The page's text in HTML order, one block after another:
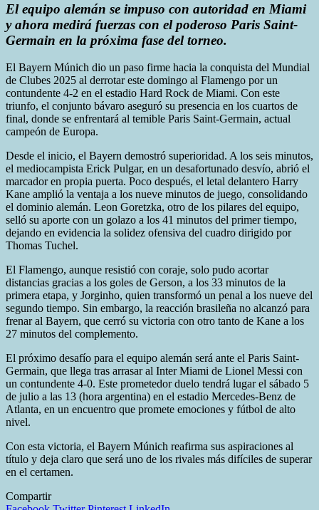
El equipo alemán se impuso con autoridad en Miami
y ahora medirá fuerzas con el poderoso Paris Saint-
Germain en la próxima fase del torneo.
El Bayern Múnich dio un paso firme hacia la conquista del Mundial
de Clubes 2025 al derrotar este domingo al Flamengo por un
contundente 4-2 en el estadio Hard Rock de Miami. Con este
triunfo, el conjunto bávaro aseguró su presencia en los cuartos de
final, donde se enfrentará al temible Paris Saint-Germain, actual
campeón de Europa.
Desde el inicio, el Bayern demostró superioridad. A los seis minutos,
el mediocampista Erick Pulgar, en un desafortunado desvío, abrió el
marcador en propia puerta. Poco después, el letal delantero Harry
Kane amplió la ventaja a los nueve minutos de juego, consolidando
el dominio alemán. Leon Goretzka, otro de los pilares del equipo,
selló su aporte con un golazo a los 41 minutos del primer tiempo,
dejando en evidencia la solidez ofensiva del cuadro dirigido por
Thomas Tuchel.
El Flamengo, aunque resistió con coraje, solo pudo acortar
distancias gracias a los goles de Gerson, a los 33 minutos de la
primera etapa, y Jorginho, quien transformó un penal a los nueve del
segundo tiempo. Sin embargo, la reacción brasileña no alcanzó para
frenar al Bayern, que cerró su victoria con otro tanto de Kane a los
27 minutos del complemento.
El próximo desafío para el equipo alemán será ante el Paris Saint-
Germain, que llega tras arrasar al Inter Miami de Lionel Messi con
un contundente 4-0. Este prometedor duelo tendrá lugar el sábado 5
de julio a las 13 (hora argentina) en el estadio Mercedes-Benz de
Atlanta, en un encuentro que promete emociones y fútbol de alto
nivel.
Con esta victoria, el Bayern Múnich reafirma sus aspiraciones al
título y deja claro que será uno de los rivales más difíciles de superar
en el certamen.
Compartir